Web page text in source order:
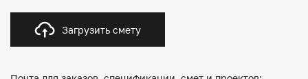
Загрузить смету